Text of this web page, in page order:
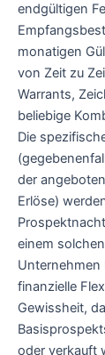
endgültigen
monatigen
von Zeit zu
Warrants,
beliebige
Die
der
Erlöse)
einem
Unternehmen
finanzielle
Gewissheit,
oder verkauft